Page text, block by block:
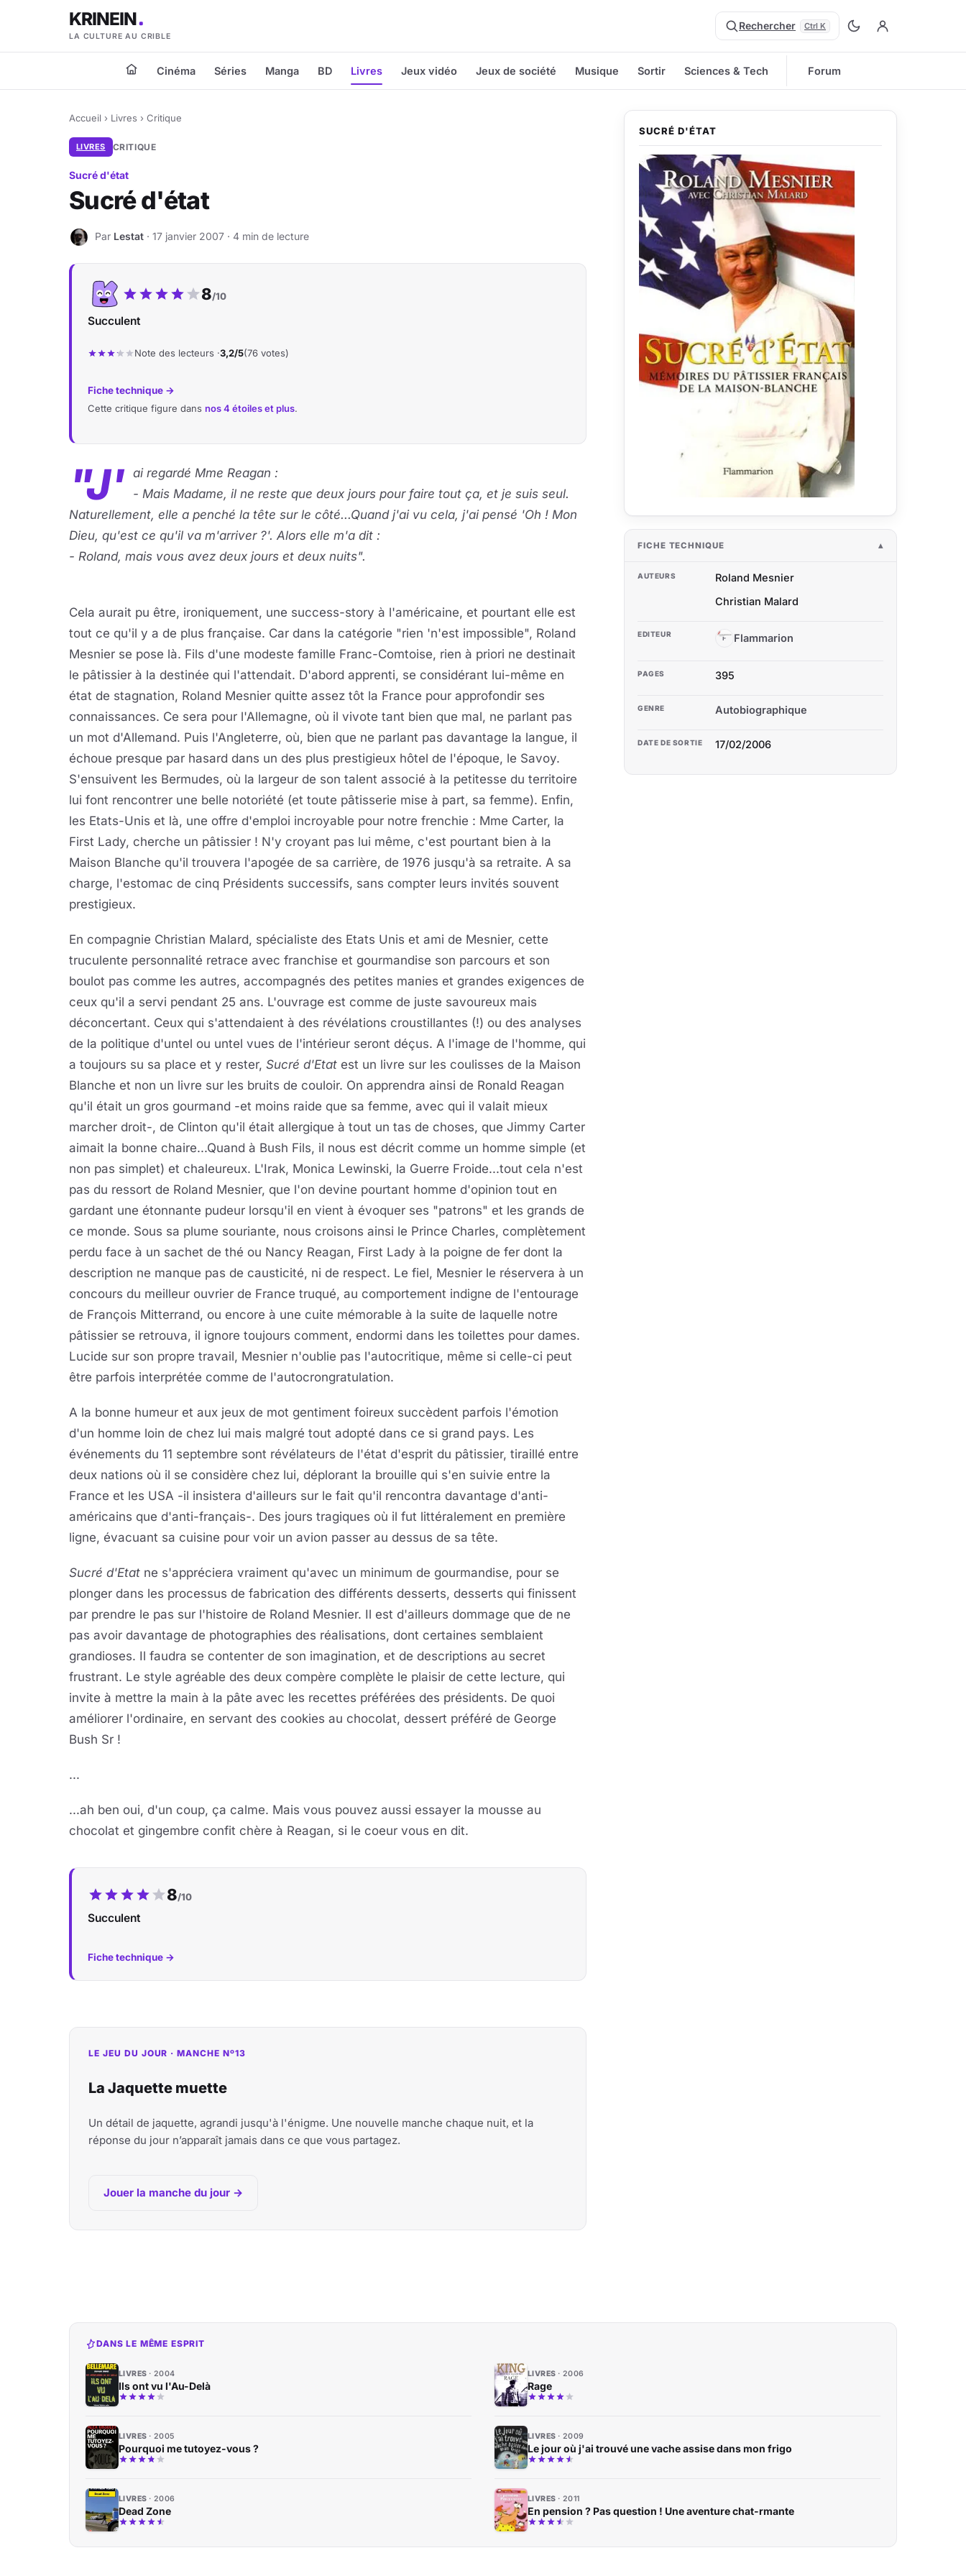
KRINEIN
LA CULTURE AU CRIBLE
Rechercher Ctrl K
Cinéma Séries Manga BD Livres Jeux vidéo Jeux de société Musique Sortir Sciences & Tech Forum
Accueil › Livres › Critique
LIVRES CRITIQUE
Sucré d'état
Sucré d'état
L Par Lestat · 17 janvier 2007 · 4 min de lecture
Notre note :
8/10
Succulent
Note des lecteurs ·3,2/5(76 votes)
Fiche technique →
Cette critique figure dans nos 4 étoiles et plus.
"J' ai regardé Mme Reagan :
- Mais Madame, il ne reste que deux jours pour faire tout ça, et je suis seul.
Naturellement, elle a penché la tête sur le côté...Quand j'ai vu cela, j'ai pensé 'Oh ! Mon
Dieu, qu'est ce qu'il va m'arriver ?'. Alors elle m'a dit :
- Roland, mais vous avez deux jours et deux nuits".
Cela aurait pu être, ironiquement, une success-story à l'américaine, et pourtant elle est
tout ce qu'il y a de plus française. Car dans la catégorie "rien 'n'est impossible", Roland
Mesnier se pose là. Fils d'une modeste famille Franc-Comtoise, rien à priori ne destinait
le pâtissier à la destinée qui l'attendait. D'abord apprenti, se considérant lui-même en
état de stagnation, Roland Mesnier quitte assez tôt la France pour approfondir ses
connaissances. Ce sera pour l'Allemagne, où il vivote tant bien que mal, ne parlant pas
un mot d'Allemand. Puis l'Angleterre, où, bien que ne parlant pas davantage la langue, il
échoue presque par hasard dans un des plus prestigieux hôtel de l'époque, le Savoy.
S'ensuivent les Bermudes, où la largeur de son talent associé à la petitesse du territoire
lui font rencontrer une belle notoriété (et toute pâtisserie mise à part, sa femme). Enfin,
les Etats-Unis et là, une offre d'emploi incroyable pour notre frenchie : Mme Carter, la
First Lady, cherche un pâtissier ! N'y croyant pas lui même, c'est pourtant bien à la
Maison Blanche qu'il trouvera l'apogée de sa carrière, de 1976 jusqu'à sa retraite. A sa
charge, l'estomac de cinq Présidents successifs, sans compter leurs invités souvent
prestigieux.
En compagnie Christian Malard, spécialiste des Etats Unis et ami de Mesnier, cette
truculente personnalité retrace avec franchise et gourmandise son parcours et son
boulot pas comme les autres, accompagnés des petites manies et grandes exigences de
ceux qu'il a servi pendant 25 ans. L'ouvrage est comme de juste savoureux mais
déconcertant. Ceux qui s'attendaient à des révélations croustillantes (!) ou des analyses
de la politique d'untel ou untel vues de l'intérieur seront déçus. A l'image de l'homme, qui
a toujours su sa place et y rester, Sucré d'Etat est un livre sur les coulisses de la Maison
Blanche et non un livre sur les bruits de couloir. On apprendra ainsi de Ronald Reagan
qu'il était un gros gourmand -et moins raide que sa femme, avec qui il valait mieux
marcher droit-, de Clinton qu'il était allergique à tout un tas de choses, que Jimmy Carter
aimait la bonne chaire...Quand à Bush Fils, il nous est décrit comme un homme simple (et
non pas simplet) et chaleureux. L'Irak, Monica Lewinski, la Guerre Froide...tout cela n'est
pas du ressort de Roland Mesnier, que l'on devine pourtant homme d'opinion tout en
gardant une étonnante pudeur lorsqu'il en vient à évoquer ses "patrons" et les grands de
ce monde. Sous sa plume souriante, nous croisons ainsi le Prince Charles, complètement
perdu face à un sachet de thé ou Nancy Reagan, First Lady à la poigne de fer dont la
description ne manque pas de causticité, ni de respect. Le fiel, Mesnier le réservera à un
concours du meilleur ouvrier de France truqué, au comportement indigne de l'entourage
de François Mitterrand, ou encore à une cuite mémorable à la suite de laquelle notre
pâtissier se retrouva, il ignore toujours comment, endormi dans les toilettes pour dames.
Lucide sur son propre travail, Mesnier n'oublie pas l'autocritique, même si celle-ci peut
être parfois interprétée comme de l'autocrongratulation.
A la bonne humeur et aux jeux de mot gentiment foireux succèdent parfois l'émotion
d'un homme loin de chez lui mais malgré tout adopté dans ce si grand pays. Les
événements du 11 septembre sont révélateurs de l'état d'esprit du pâtissier, tiraillé entre
deux nations où il se considère chez lui, déplorant la brouille qui s'en suivie entre la
France et les USA -il insistera d'ailleurs sur le fait qu'il rencontra davantage d'anti-
américains que d'anti-français-. Des jours tragiques où il fut littéralement en première
ligne, évacuant sa cuisine pour voir un avion passer au dessus de sa tête.
Sucré d'Etat ne s'appréciera vraiment qu'avec un minimum de gourmandise, pour se
plonger dans les processus de fabrication des différents desserts, desserts qui finissent
par prendre le pas sur l'histoire de Roland Mesnier. Il est d'ailleurs dommage que de ne
pas avoir davantage de photographies des réalisations, dont certaines semblaient
grandioses. Il faudra se contenter de son imagination, et de descriptions au secret
frustrant. Le style agréable des deux compère complète le plaisir de cette lecture, qui
invite à mettre la main à la pâte avec les recettes préférées des présidents. De quoi
améliorer l'ordinaire, en servant des cookies au chocolat, dessert préféré de George
Bush Sr !
...
...ah ben oui, d'un coup, ça calme. Mais vous pouvez aussi essayer la mousse au
chocolat et gingembre confit chère à Reagan, si le coeur vous en dit.
Notre note :
8/10
Succulent
Fiche technique →
LE JEU DU JOUR · MANCHE Nº13
La Jaquette muette
Un détail de jaquette, agrandi jusqu'à l'énigme. Une nouvelle manche chaque nuit, et la
réponse du jour n’apparaît jamais dans ce que vous partagez.
Jouer la manche du jour →
SUCRÉ D'ÉTAT
FICHE TECHNIQUE
AUTEURS
Roland Mesnier
Christian Malard
EDITEUR F Flammarion
PAGES 395
GENRE Autobiographique
DATE DE SORTIE 17/02/2006
DANS LE MÊME ESPRIT
LIVRES 2004
Ils ont vu l'Au-Delà
LIVRES 2006
Rage
LIVRES 2005
Pourquoi me tutoyez-vous ?
LIVRES 2009
Le jour où j'ai trouvé une vache assise dans mon frigo
LIVRES 2006
Dead Zone
LIVRES 2011
En pension ? Pas question ! Une aventure chat-rmante